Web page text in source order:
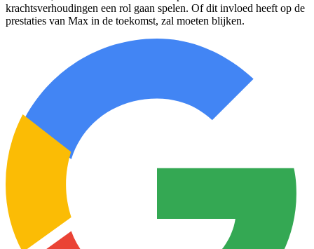
krachtsverhoudingen een rol gaan spelen. Of dit invloed heeft op de
prestaties van Max in de toekomst, zal moeten blijken.